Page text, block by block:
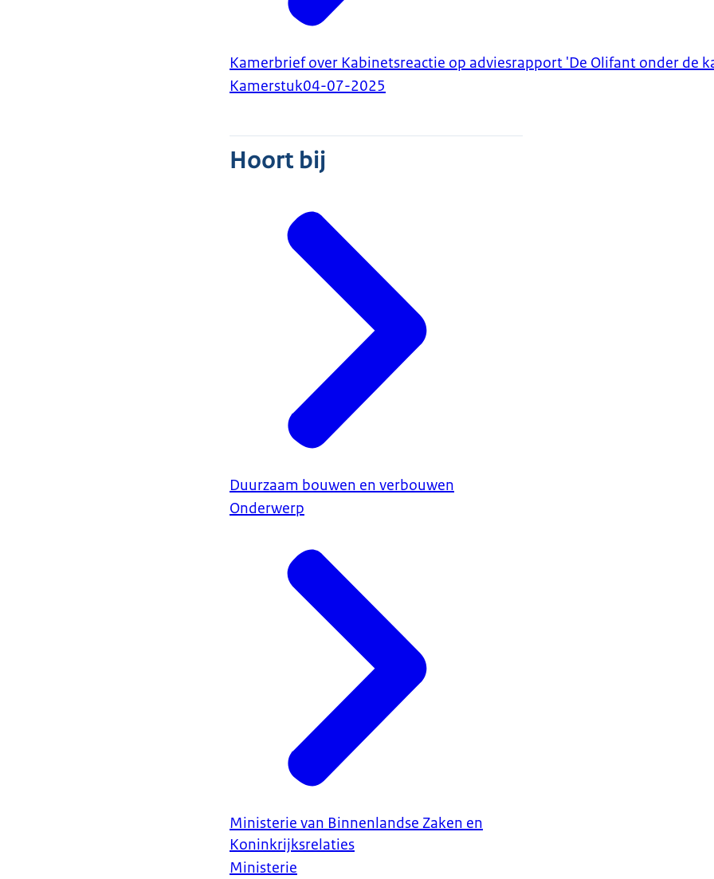
Kamerbrief over Kabinetsreactie op adviesrapport 'De Olifant onder de
Kamerstuk04-07-2025
Hoort bij
Duurzaam bouwen en verbouwen
Onderwerp
Ministerie van Binnenlandse Zaken en
Koninkrijksrelaties
Ministerie